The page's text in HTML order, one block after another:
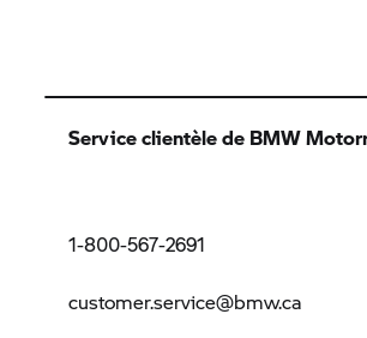
Service clientèle de BMW
1-800-567-2691
customer.service@bmw.ca